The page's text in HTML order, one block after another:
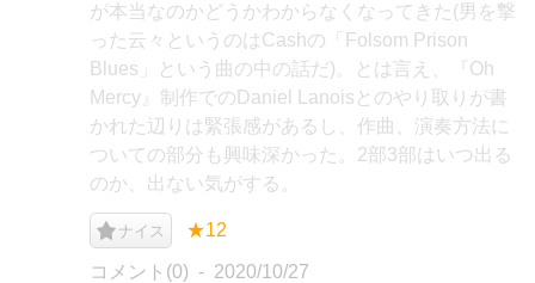
が本当なのかどうかわからなくなってきた(男を撃
った云々というのはCashの「Folsom Prison
Blues」という曲の中の話だ)。とは言え、『Oh
Mercy』制作でのDaniel Lanoisとのやり取りが書
かれた辺りは緊張感があるし、作曲、演奏方法に
ついての部分も興味深かった。2部3部はいつ出る
のか、出ない気がする。
ナイス ★12
コメント(0) 2020/10/27